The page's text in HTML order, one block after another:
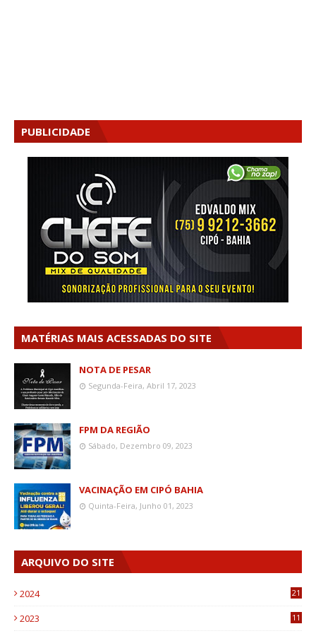
PUBLICIDADE
MATÉRIAS MAIS ACESSADAS DO SITE
NOTA DE PESAR
Segunda-Feira, Abril 17, 2023
FPM DA REGIÃO
Sábado, Dezembro 09, 2023
VACINAÇÃO EM CIPÓ BAHIA
Quinta-Feira, Junho 01, 2023
ARQUIVO DO SITE
2024 21
2023
11